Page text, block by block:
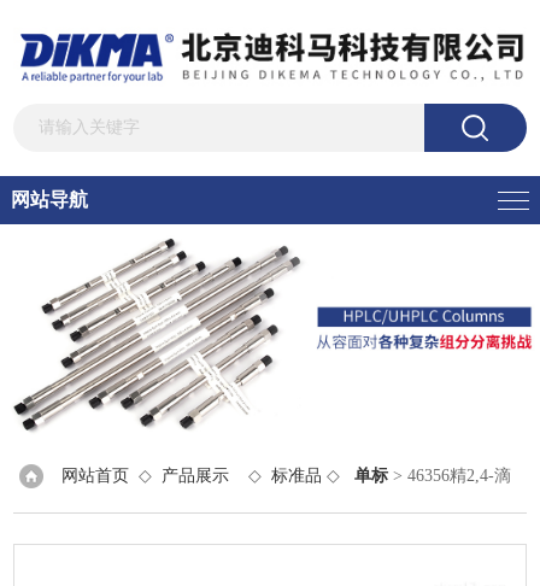
网站导航
网站首页 ◇ 产品展示 ◇标准品 ◇单标 > 46356精2,4-滴
丙酸[15165-67-0] Dichlorprop-P 100mg